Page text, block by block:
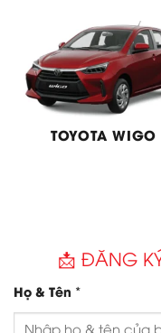
TOYOTA WIGO
📩 ĐĂNG
Họ & Tên *